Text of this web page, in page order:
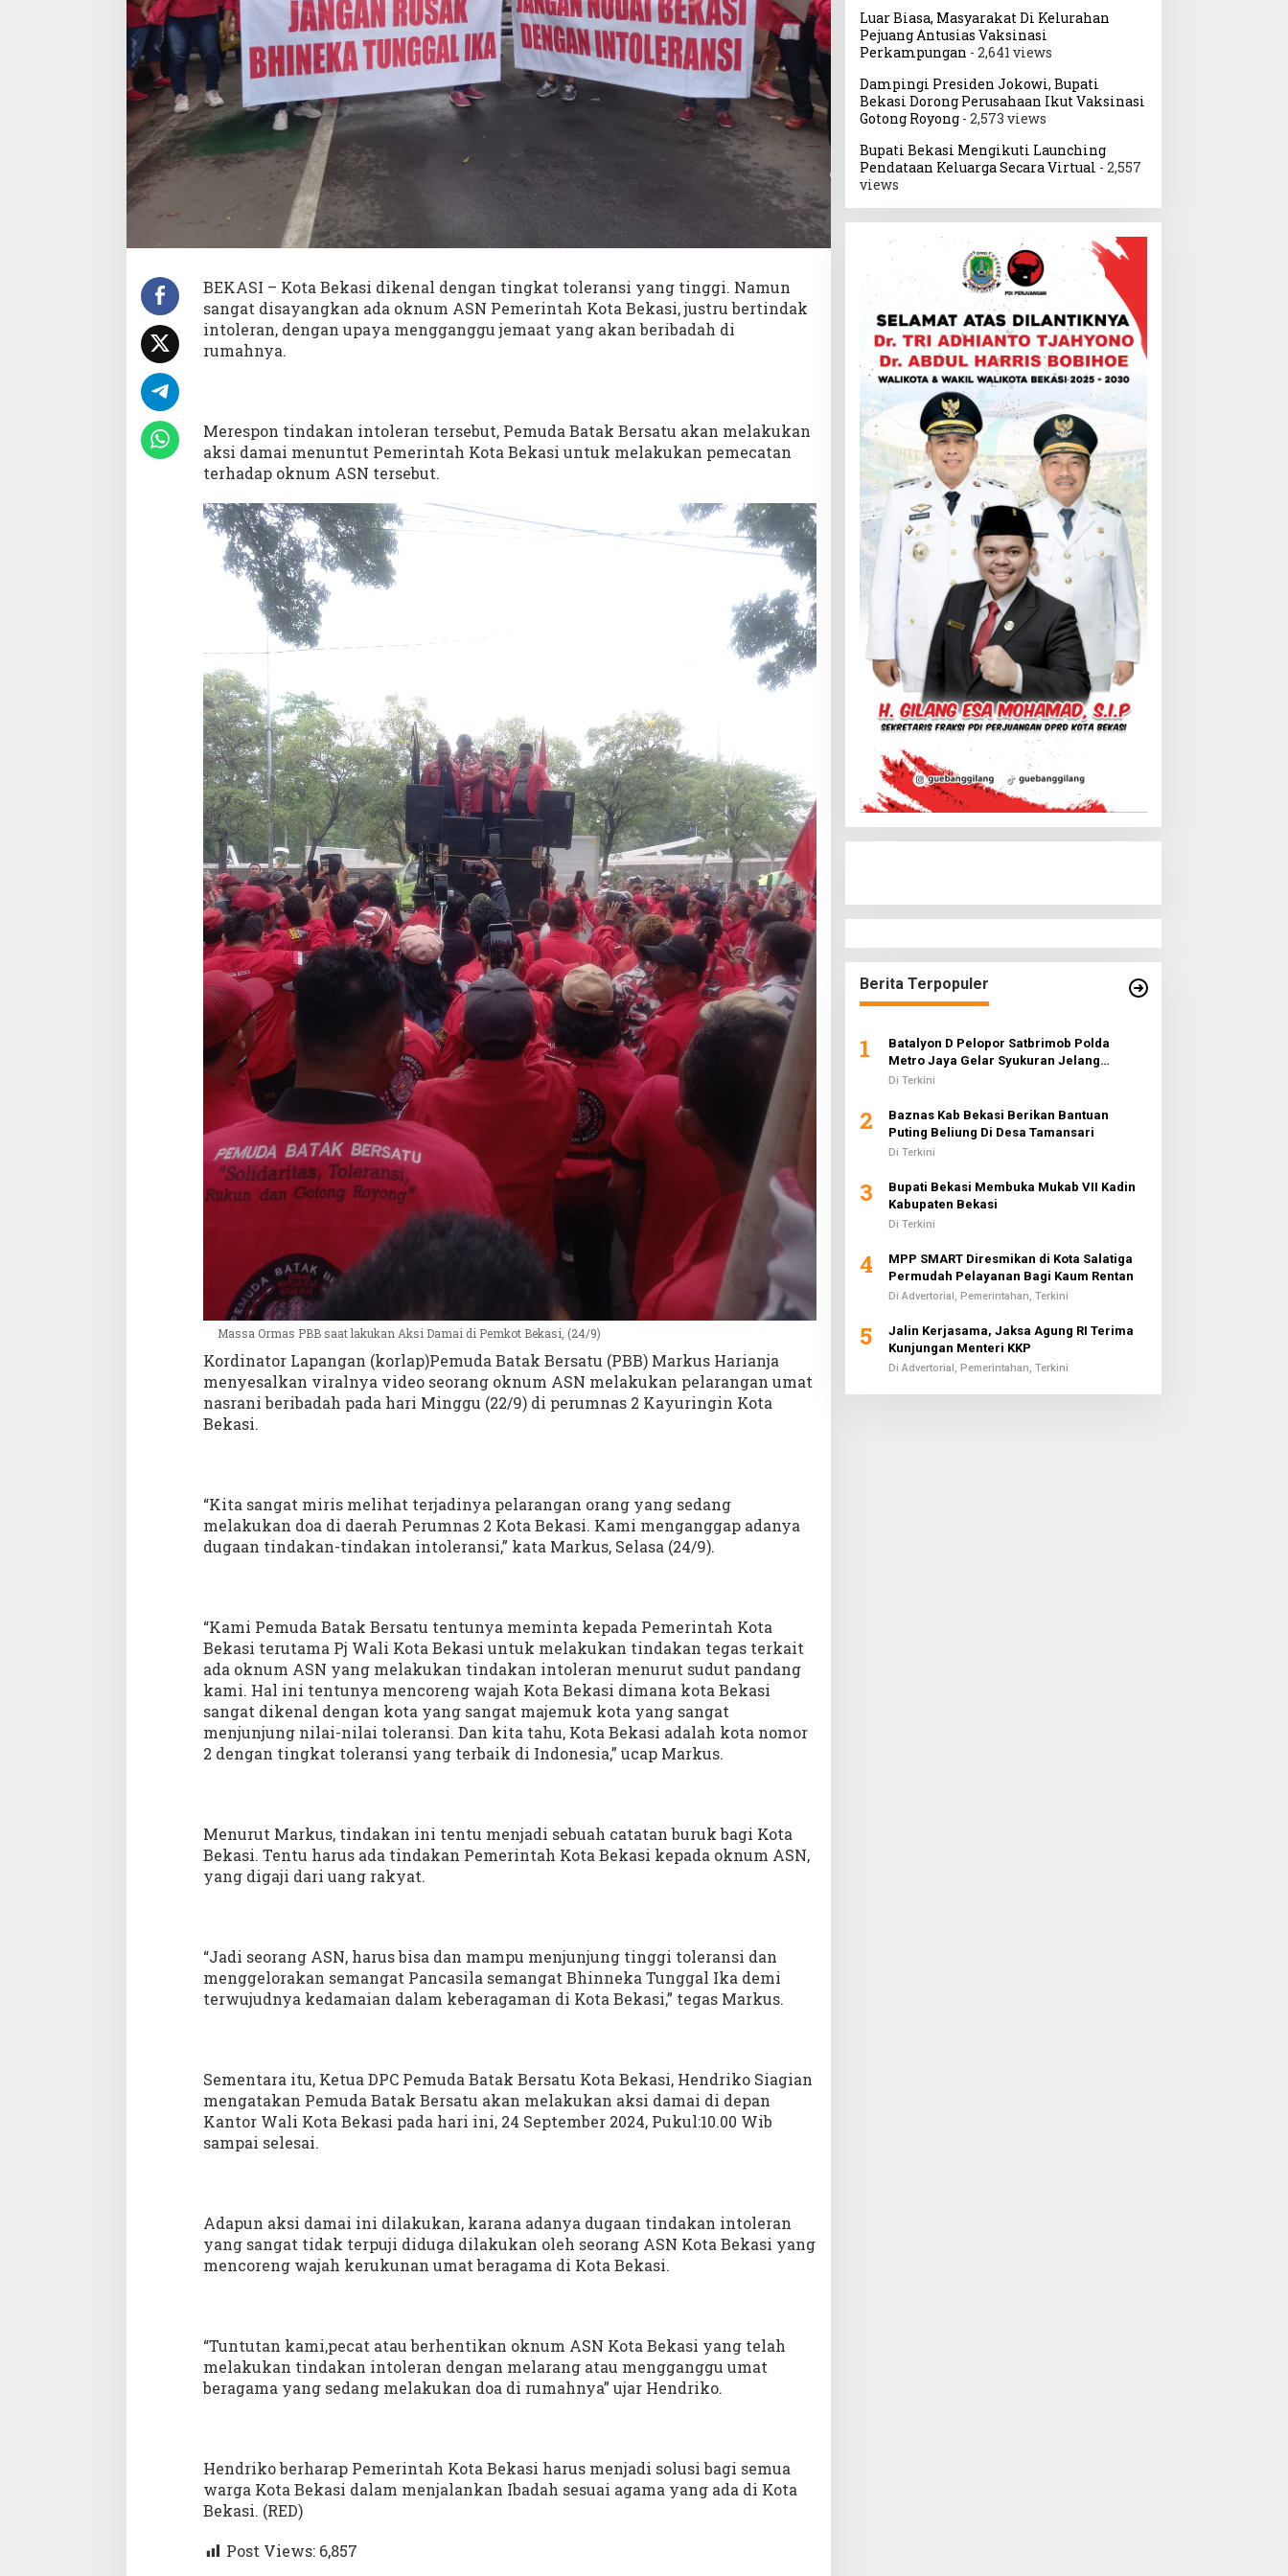
J
W
a
l
k
o
e
A
S
N
n
e
r
a
n
BEKASI – Kota Bekasi dikenal dengan tingkat toleransi yang tinggi. Namun
sangat disayangkan ada oknum ASN Pemerintah Kota Bekasi, justru bertindak
intoleran, dengan upaya mengganggu jemaat yang akan beribadah di
rumahnya.
Merespon tindakan intoleran tersebut, Pemuda Batak Bersatu akan melakukan
aksi damai menuntut Pemerintah Kota Bekasi untuk melakukan pemecatan
terhadap oknum ASN tersebut.
Massa Ormas PBB saat lakukan Aksi Damai di Pemkot Bekasi, (24/9)
Kordinator Lapangan (korlap)Pemuda Batak Bersatu (PBB) Markus Harianja
menyesalkan viralnya video seorang oknum ASN melakukan pelarangan umat
nasrani beribadah pada hari Minggu (22/9) di perumnas 2 Kayuringin Kota
Bekasi.
“Kita sangat miris melihat terjadinya pelarangan orang yang sedang
melakukan doa di daerah Perumnas 2 Kota Bekasi. Kami menganggap adanya
dugaan tindakan-tindakan intoleransi,” kata Markus, Selasa (24/9).
“Kami Pemuda Batak Bersatu tentunya meminta kepada Pemerintah Kota
Bekasi terutama Pj Wali Kota Bekasi untuk melakukan tindakan tegas terkait
ada oknum ASN yang melakukan tindakan intoleran menurut sudut pandang
kami. Hal ini tentunya mencoreng wajah Kota Bekasi dimana kota Bekasi
sangat dikenal dengan kota yang sangat majemuk kota yang sangat
menjunjung nilai-nilai toleransi. Dan kita tahu, Kota Bekasi adalah kota nomor
2 dengan tingkat toleransi yang terbaik di Indonesia,” ucap Markus.
Menurut Markus, tindakan ini tentu menjadi sebuah catatan buruk bagi Kota
Bekasi. Tentu harus ada tindakan Pemerintah Kota Bekasi kepada oknum ASN,
yang digaji dari uang rakyat.
“Jadi seorang ASN, harus bisa dan mampu menjunjung tinggi toleransi dan
menggelorakan semangat Pancasila semangat Bhinneka Tunggal Ika demi
terwujudnya kedamaian dalam keberagaman di Kota Bekasi,” tegas Markus.
Sementara itu, Ketua DPC Pemuda Batak Bersatu Kota Bekasi, Hendriko Siagian
mengatakan Pemuda Batak Bersatu akan melakukan aksi damai di depan
Kantor Wali Kota Bekasi pada hari ini, 24 September 2024, Pukul:10.00 Wib
sampai selesai.
Adapun aksi damai ini dilakukan, karana adanya dugaan tindakan intoleran
yang sangat tidak terpuji diduga dilakukan oleh seorang ASN Kota Bekasi yang
mencoreng wajah kerukunan umat beragama di Kota Bekasi.
“Tuntutan kami,pecat atau berhentikan oknum ASN Kota Bekasi yang telah
melakukan tindakan intoleran dengan melarang atau mengganggu umat
beragama yang sedang melakukan doa di rumahnya” ujar Hendriko.
Hendriko berharap Pemerintah Kota Bekasi harus menjadi solusi bagi semua
warga Kota Bekasi dalam menjalankan Ibadah sesuai agama yang ada di Kota
Bekasi. (RED)
Post Views: 6,857
Luar Biasa, Masyarakat Di Kelurahan
Pejuang Antusias Vaksinasi
Perkampungan - 2,641 views
Dampingi Presiden Jokowi, Bupati
Bekasi Dorong Perusahaan Ikut Vaksinasi
Gotong Royong- 2,573 views
Bupati Bekasi Mengikuti Launching
Pendataan Keluarga Secara Virtual - 2,557
views
Berita Terpopuler
1
Batalyon D Pelopor Satbrimob Polda
Metro Jaya Gelar Syukuran Jelang
Ramadhan 1442 H
Di Terkini
2
Baznas Kab Bekasi Berikan Bantuan
Puting Beliung Di Desa Tamansari
Di Terkini
3
Bupati Bekasi Membuka Mukab VII Kadin
Kabupaten Bekasi
Di Terkini
4
MPP SMART Diresmikan di Kota Salatiga
Permudah Pelayanan Bagi Kaum Rentan
Di Advertorial, Pemerintahan, Terkini
5
Jalin Kerjasama, Jaksa Agung RI Terima
Kunjungan Menteri KKP
Di Advertorial, Pemerintahan, Terkini